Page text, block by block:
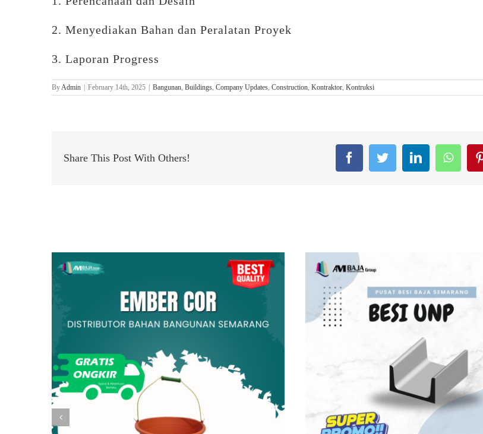
2. Menyediakan Bahan dan Peralatan Proyek
3. Laporan Progress
ByAdmin February 14th, 2025 Bangunan, Buildings, Company Updates, Construction, Kontraktor, Kontruksi
Share This Post With Others! FacebookTwitterLinkedIn